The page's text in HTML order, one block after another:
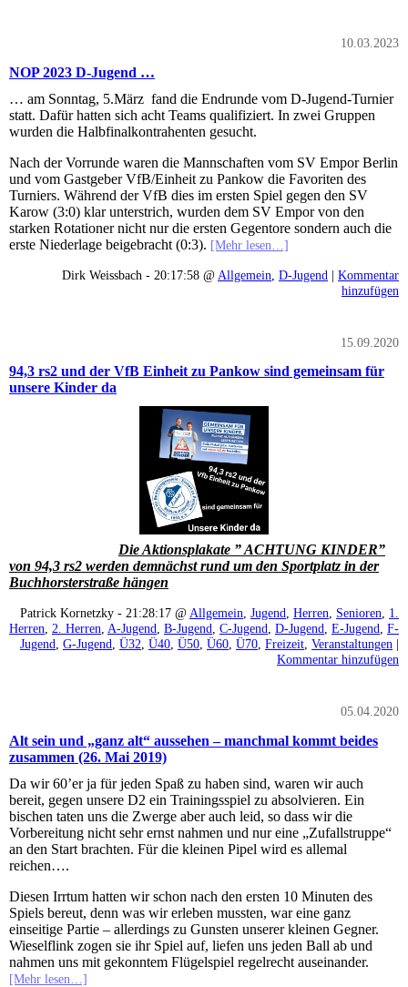
10.03.2023
NOP 2023 D-Jugend …
… am Sonntag, 5.März fand die Endrunde vom D-Jugend-Turnier
statt. Dafür hatten sich acht Teams qualifiziert. In zwei Gruppen
wurden die Halbfinalkontrahenten gesucht.
Nach der Vorrunde waren die Mannschaften vom SV Empor Berlin
und vom Gastgeber VfB/Einheit zu Pankow die Favoriten des
Turniers. Während der VfB dies im ersten Spiel gegen den SV
Karow (3:0) klar unterstrich, wurden dem SV Empor von den
starken Rotationer nicht nur die ersten Gegentore sondern auch die
erste Niederlage beigebracht (0:3). [Mehr lesen…]
Dirk Weissbach - 20:17:58 @ Allgemein D-Jugend | Kommentar
hinzufügen
15.09.2020
94,3 rs2 und der VfB Einheit zu Pankow sind gemeinsam für
unsere Kinder da
Die Aktionsplakate ” ACHTUNG KINDER”
von 94,3 rs2 werden demnächst rund um den Sportplatz in der
Buchhorsterstraße hängen
Patrick Kornetzky - 21:28:17 @Allgemein, Jugend, Herren, Senioren, 1.
Herren, 2. Herren, A-Jugend, B-Jugend, C-Jugend, D-Jugend, E-Jugend, F-
Jugend, G-Jugend, Ü32, Ü40, Ü50, Ü60, Ü70, Freizeit, Veranstaltungen |
Kommentar hinzufügen
05.04.2020
Alt sein und „ganz alt“ aussehen – manchmal kommt beides
zusammen (26. Mai 2019)
Da wir 60’er ja für jeden Spaß zu haben sind, waren wir auch
bereit, gegen unsere D2 ein Trainingsspiel zu absolvieren. Ein
bischen taten uns die Zwerge aber auch leid, so dass wir die
Vorbereitung nicht sehr ernst nahmen und nur eine „Zufallstruppe“
an den Start brachten. Für die kleinen Pipel wird es allemal
reichen….
Diesen Irrtum hatten wir schon nach den ersten 10 Minuten des
Spiels bereut, denn was wir erleben mussten, war eine ganz
einseitige Partie – allerdings zu Gunsten unserer kleinen Gegner.
Wieselflink zogen sie ihr Spiel auf, liefen uns jeden Ball ab und
nahmen uns mit gekonntem Flügelspiel regelrecht auseinander.
[Mehr lesen…]